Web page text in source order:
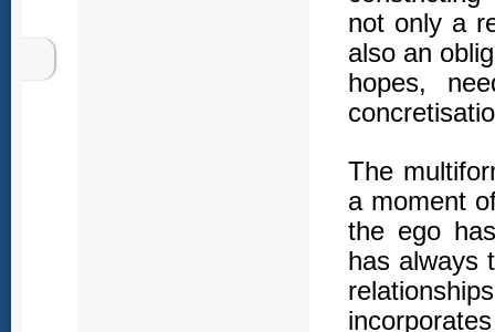
not only a
also an
hopes,
The
a moment
the ego
has always